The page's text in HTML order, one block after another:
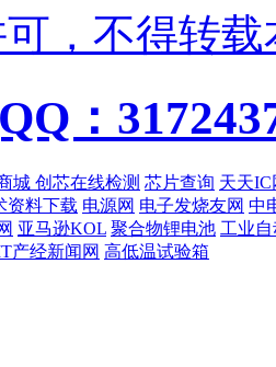
，不得转
：
城 创芯在线检测 芯片查询 天天IC
资料下载 电源网 电子发烧友网 中
亚马逊KOL 聚合物锂电池 工业
产经新闻网 高低温试验箱